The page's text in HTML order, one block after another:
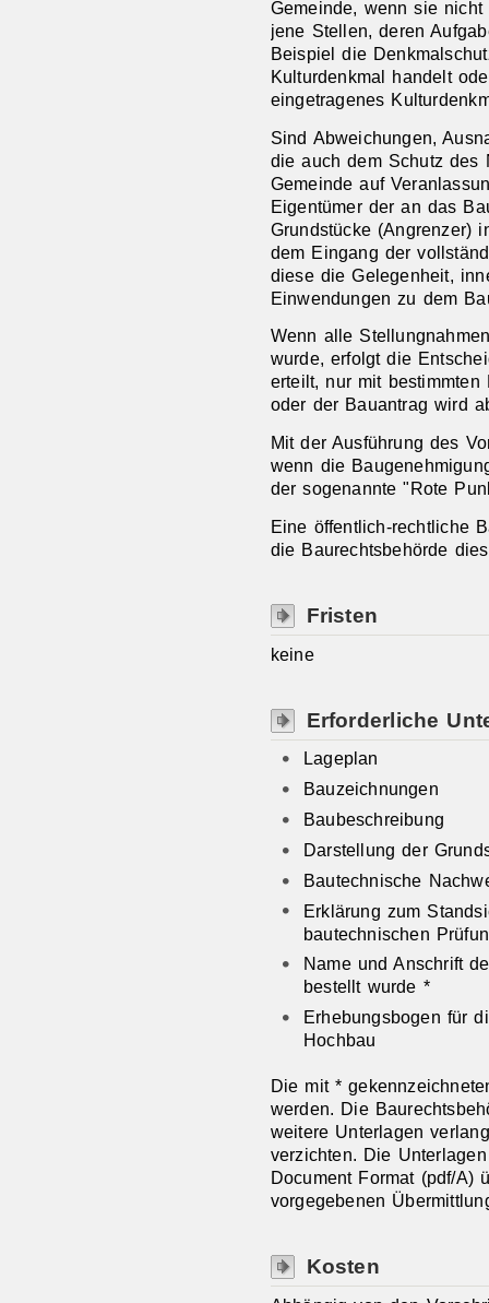
Gemeinde, wenn sie
jene Stellen, deren
Beispiel die
Kulturdenkmal handelt
eingetragenes
Sind Abweichungen,
die auch dem Schutz des
Gemeinde auf
Eigentümer der an das
Grundstücke (Angrenzer)
dem Eingang der
diese die Gelegenheit,
Einwendungen zu dem
Wenn alle
wurde, erfolgt die
erteilt, nur mit
oder der Bauantrag wird
Mit der Ausführung des
wenn die
der sogenannte "Rote
Eine öffentlich-rechtliche
die Baurechtsbehörde
Fristen
keine
Erforderliche
Lageplan
Bauzeichnungen
Baubeschreibung
Darstellung der
Bautechnische
Erklärung zum
bautechnischen
Name und Anschrift
bestellt wurde *
Erhebungsbogen für
Hochbau
Die mit *
werden. Die
weitere Unterlagen
verzichten. Die
Document Format (pdf/A)
vorgegebenen
Kosten